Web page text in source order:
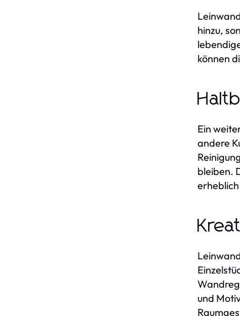
hinzu,
können
Ein
andere
bleiben.
und